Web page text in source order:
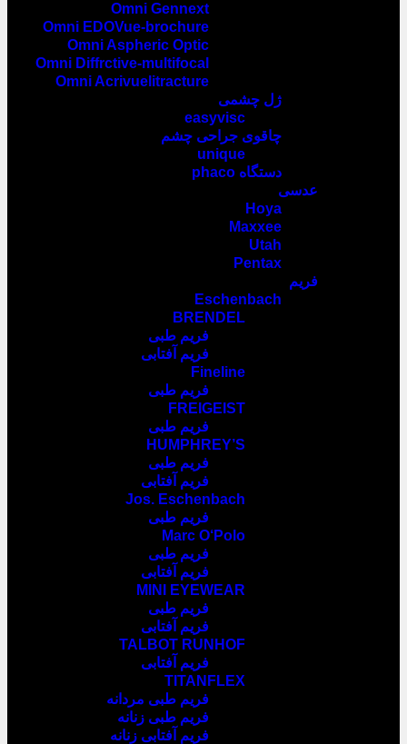
Omni Gennext
Omni EDOVue-brochure
Omni Aspheric Optic
Omni Diffrctive-multifocal
Omni Acrivuelitracture
ژل چشمی
easyvisc
چاقوی جراحی چشم
unique
دستگاه phaco
عدسی
Hoya
Maxxee
Utah
Pentax
فریم
Eschenbach
BRENDEL
فریم طبی
فریم آفتابی
Fineline
فریم طبی
FREIGEIST
فریم طبی
HUMPHREY’S
فریم طبی
فریم آفتابی
Jos. Eschenbach
فریم طبی
Marc O‘Polo
فریم طبی
فریم آفتابی
MINI EYEWEAR
فریم طبی
فریم آفتابی
TALBOT RUNHOF
فریم آفتابی
TITANFLEX
فریم طبی مردانه
فریم طبی زنانه
فریم آفتابی زنانه